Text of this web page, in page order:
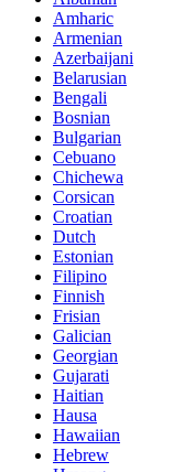
Amharic
Armenian
Azerbaijani
Belarusian
Bengali
Bosnian
Bulgarian
Cebuano
Chichewa
Corsican
Croatian
Dutch
Estonian
Filipino
Finnish
Frisian
Galician
Georgian
Gujarati
Haitian
Hausa
Hawaiian
Hebrew